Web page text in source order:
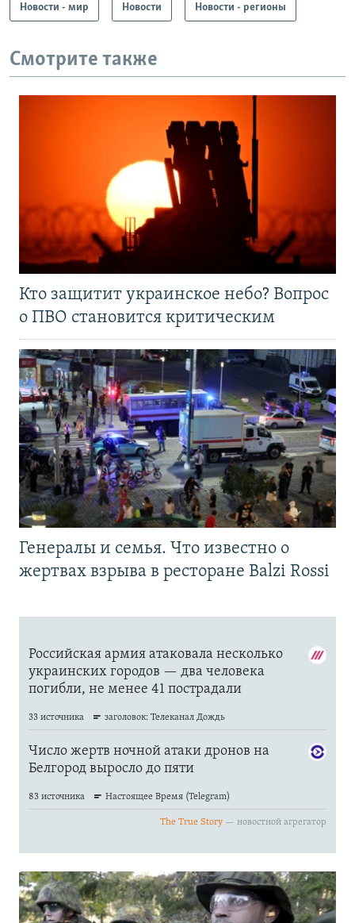
Новости - мир Новости Новости - регионы
Смотрите также
Кто защитит украинское небо? Вопрос
о ПВО становится критическим
Генералы и семья. Что известно о
жертвах взрыва в ресторане Balzi Rossi